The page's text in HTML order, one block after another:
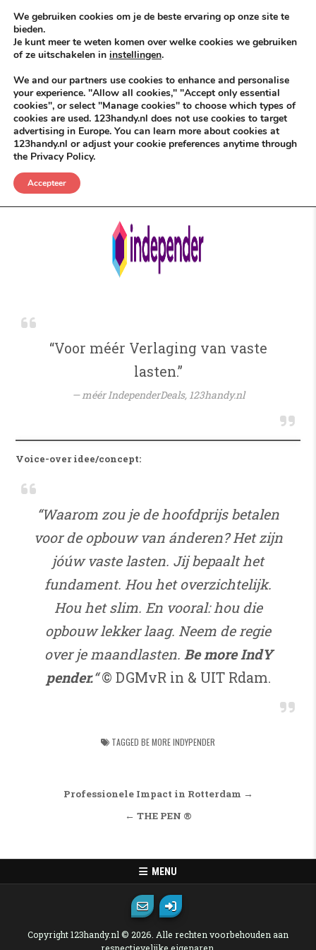
KEEP ICT CLEAN
VÓÓR MÉÉR IN EIGEN ZZPBELANG ®
Verlaag dé Kosten
DGM RDAM
“Voor méér Verlaging van vaste
lasten.”
méér IndependerDeals, 123handy.nl
Voice-over idee/concept:
“Waarom zou je de hoofdprijs betalen
voor de opbouw van ánderen? Het zijn
jóúw vaste lasten. Jij bepaalt het
fundament. Hou het overzichtelijk.
Hou het slim. En vooral: hou die
opbouw lekker laag. Neem de regie
over je maandlasten. Be more IndY
pender.“© DGMvR in & UIT Rdam.
TAGGED BE MORE INDYPENDER
Bericht navigatie
Professionele Impact in Rotterdam →
← THE PEN ®
MENU
Copyright 123handy.nl © 2026. Alle rechten voorbehouden aan
We gebruiken cookies om je de beste ervaring op onze site te
bieden.
Je kunt meer te weten komen over welke cookies we gebruiken
of ze uitschakelen in instellingen.
We and our partners use cookies to enhance and personalise
your experience. "Allow all cookies," "Accept only essential
cookies", or select "Manage cookies" to choose which types of
cookies are used. 123handy.nl does not use cookies to target
advertising in Europe. You can learn more about cookies at
123handy.nl or adjust your cookie preferences anytime through
the Privacy Policy.
Accepteer